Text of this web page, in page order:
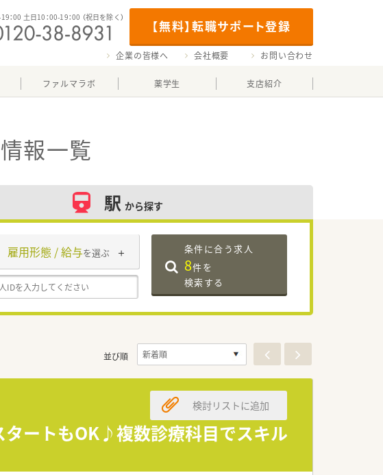
【無料】転職サポート登録
：00 土日10：00-19：00 （祝日を除く）
企業の皆様へ 会社概要 お問い合わせ
ファルマラボ 薬学生 支店紹介
報一覧
駅 から探す
雇用形態 / 給与を選ぶ 条件に合う求人
8件を
検索する
並び順
ートもOK♪複数診療科目でスキル
検討リストに追加